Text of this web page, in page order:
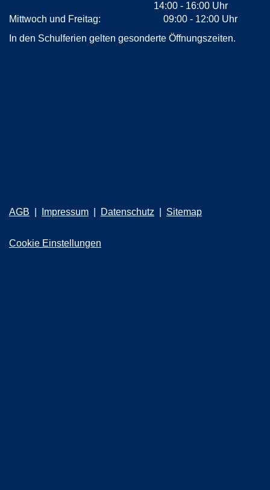
14:00 - 16:00 Uhr
Mittwoch und Freitag: 09:00 - 12:00 Uhr
In den Schulferien gelten gesonderte Öffnungszeiten.
AGB Impressum Datenschutz Sitemap
Cookie Einstellungen